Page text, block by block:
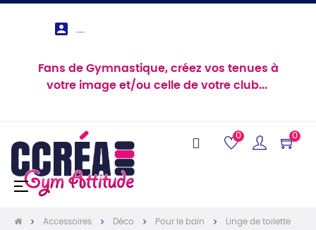

Fans de Gymnastique, créez vos tenues à
votre image et/ou celle de votre club...
0 0
Basculer
☰
Accessoires Déco Pour le bain
Linge de toilette